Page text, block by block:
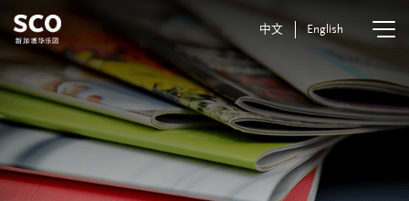
中文 English